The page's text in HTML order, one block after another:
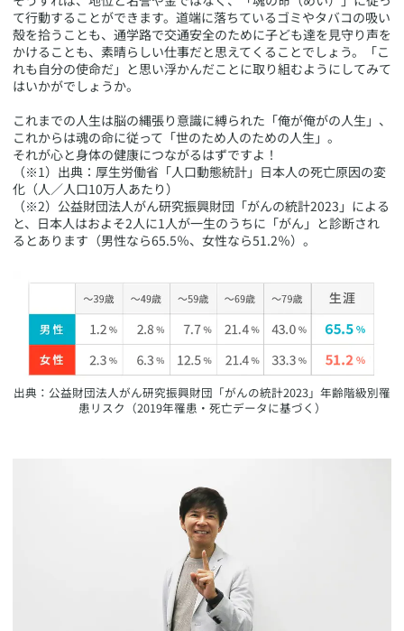
て行動することができます。道端に落ちているゴミやタバコの吸い
殻を拾うことも、通学路で交通安全のために子ども達を見守り声を
かけることも、素晴らしい仕事だと思えてくることでしょう。「こ
れも自分の使命だ」と思い浮かんだことに取り組むようにしてみて
はいかがでしょうか。
これまでの人生は脳の縄張り意識に縛られた「俺が俺がの人生」、
これからは魂の命に従って「世のため人のための人生」。
それが心と身体の健康につながるはずですよ！
​（※1）出典：厚生労働省「人口動態統計」日本人の死亡原因の変
化（人／人口10万人あたり）
（※2）公益財団法人がん研究振興財団「がんの統計2023」による
と、日本人はおよそ2人に1人が一生のうちに「がん」と診断され
るとあります（男性なら65.5％、女性なら51.2％）。
​出典：公益財団法人がん研究振興財団「がんの統計2023」年齢階級別罹
患リスク（2019年罹患・死亡データに基づく）